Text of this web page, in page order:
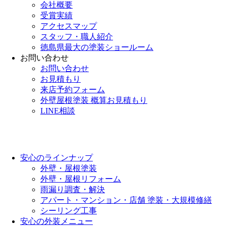
会社概要
受賞実績
アクセスマップ
スタッフ・職人紹介
徳島県最大の塗装ショールーム
お問い合わせ
お問い合わせ
お見積もり
来店予約フォーム
外壁屋根塗装 概算お見積もり
LINE相談
安心のラインナップ
外壁・屋根塗装
外壁・屋根リフォーム
雨漏り調査・解決
アパート・マンション・店舗 塗装・大規模修繕
シーリング工事
安心の外装メニュー